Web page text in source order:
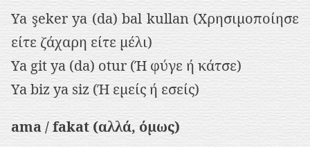
Ya şeker ya (da) bal kullan (Χρησιμοποίησε
είτε ζάχαρη είτε μέλι)
Ya git ya (da) otur (Ή φύγε ή κάτσε)
Ya biz ya siz (Ή εμείς ή εσείς)
ama / fakat (αλλά, όμως)